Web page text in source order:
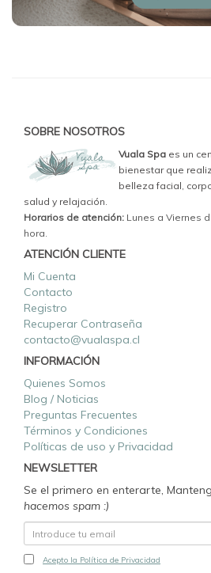
SOBRE NOSOTROS
Vuala Spa es un
bienestar que
belleza facial,
salud y relajación.
Horarios de atención: Lunes a Viernes
hora.
ATENCIÓN CLIENTE
Mi Cuenta
Contacto
Registro
Recuperar Contraseña
contacto@vualaspa.cl
INFORMACIÓN
Quienes Somos
Blog / Noticias
Preguntas Frecuentes
Términos y Condiciones
Políticas de uso y Privacidad
NEWSLETTER
Se el primero en enterarte,
hacemos spam :)
Acepto la Política de Privacidad